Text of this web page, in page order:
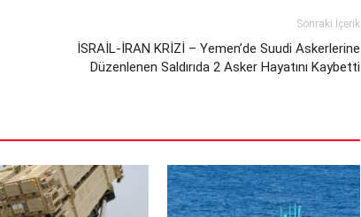
Sonraki İçerik
İSRAİL-İRAN KRİZİ – Yemen’de Suudi Askerlerine
Düzenlenen Saldırıda 2 Asker Hayatını Kaybetti